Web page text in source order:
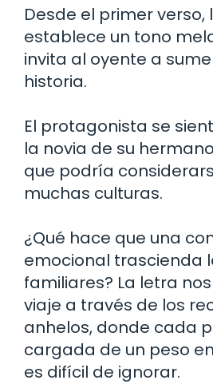
Desde el primer verso,
establece un tono
invita al oyente a
historia.
El protagonista se
la novia de su
que podría
muchas culturas.
¿Qué hace que una
emocional trascienda
familiares? La letra
viaje a través de los
anhelos, donde cada
cargada de un peso
es difícil de ignorar.